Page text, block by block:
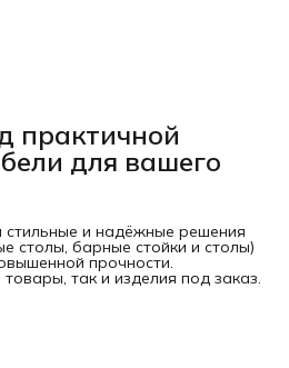
практичной
для вашего
стильные и надёжные решения
столы, барные стойки и столы)
прочности.
так и изделия под заказ.